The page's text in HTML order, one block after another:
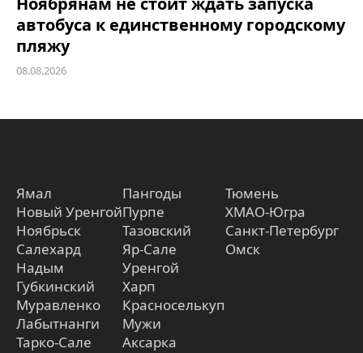
автобуса к единственному городскому
пляжу
08.08.2026
Ямал
Новый Уренгой
Ноябрьск
Салехард
Надым
Губкинский
Муравленко
Лабытнанги
Тарко-Сале
Пангоды
Пурпе
Тазовский
Яр-Сале
Уренгой
Харп
Красноселькуп
Мужи
Аксарка
Тюмень
ХМАО-Югра
Санкт-Петербург
Омск